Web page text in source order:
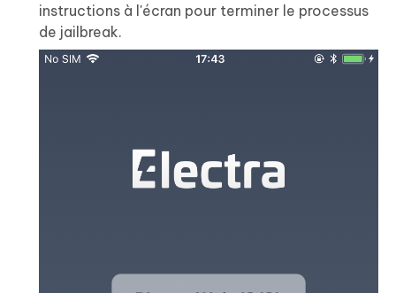
instructions à l'écran pour terminer le processus
de jailbreak.